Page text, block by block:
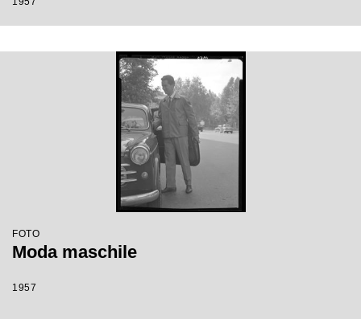
FOTO
Moda maschile
1957